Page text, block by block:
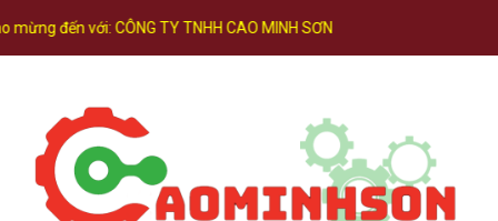
mừng đến với:CÔNG TY TNHH CAO MINH SƠN